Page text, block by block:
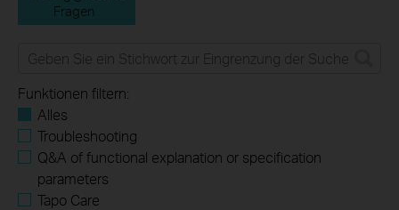
Fragen
Funktionen filtern:
Alles
Troubleshooting
Q&A of functional explanation or specification
parameters
Tapo Care